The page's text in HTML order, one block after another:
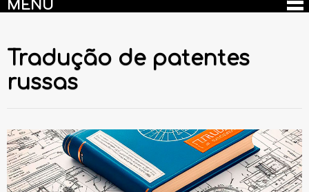
MENU
Tradução de patentes
russas